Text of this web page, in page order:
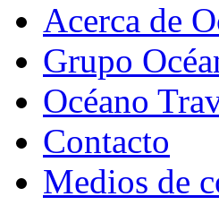
Acerca de
Grupo
Océano
Contacto
Medios de